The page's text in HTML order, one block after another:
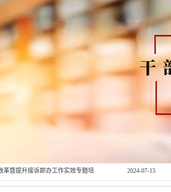
境赋能现代煤化工产业高质量发展
2024-08-23
部综合素质提升专题研修班在太原
升培训班在青岛顺利举办
、促业务”党员干部培训班在长沙
革暨提升接诉即办工作实效专题培
国经济普查数据开发应用暨统计系
重庆市顺利结业
2024-07-15
程”经验专题培训班在杭州顺利结
2024-07-11